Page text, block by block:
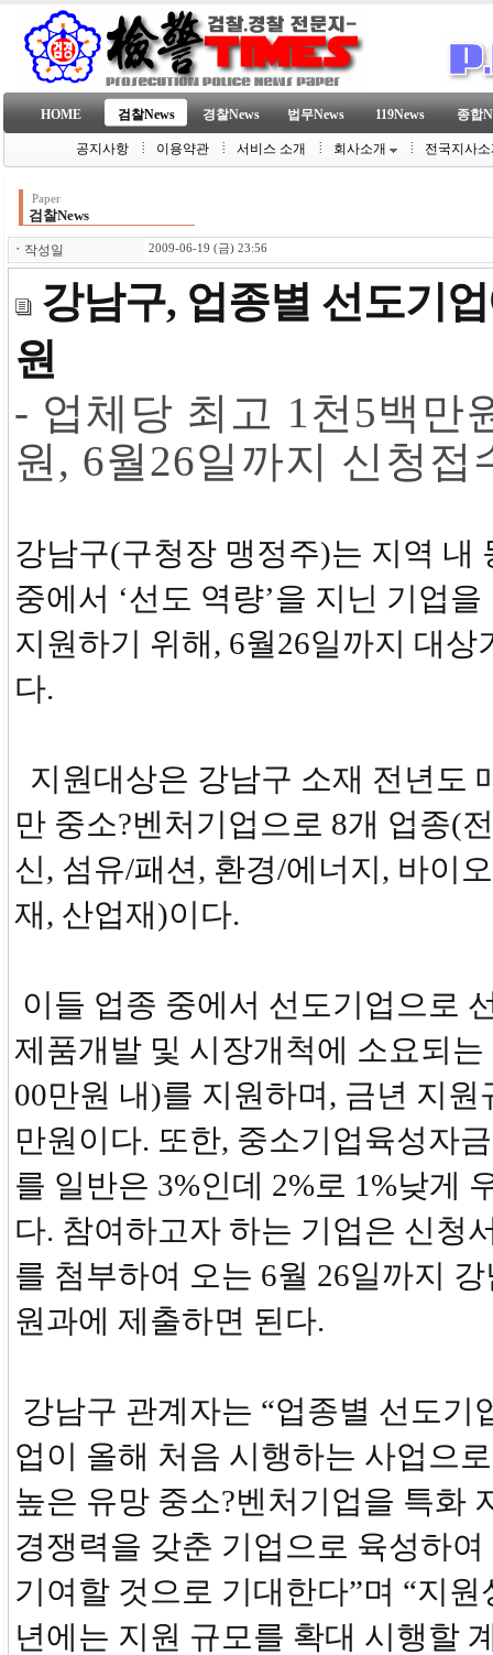
HOME 검찰News 경찰News 법무News 119News 종합
공지사항 이용약관 서비스 소개 회사소개 전국지사
Paper
검찰News
ㆍ 작성일 2009-06-19 (금) 23:56
강남구, 업종별 선도기
원
- 업체당 최고 1천5백만
원, 6월26일까지 신청접
강남구(구청장 맹정주)는 지역 내
중에서 ‘선도 역량’을 지닌 기업
지원하기 위해, 6월26일까지 대상
다.
지원대상은 강남구 소재 전년도
만 중소?벤처기업으로 8개 업종(
신, 섬유/패션, 환경/에너지, 바이
재, 산업재)이다.
이들 업종 중에서 선도기업으로
제품개발 및 시장개척에 소요되
00만원 내)를 지원하며, 금년 지원
만원이다. 또한, 중소기업육성자
를 일반은 3%인데 2%로 1%낮게
다. 참여하고자 하는 기업은 신청
를 첨부하여 오는 6월 26일까지
원과에 제출하면 된다.
강남구 관계자는 “업종별 선도기
업이 올해 처음 시행하는 사업으
높은 유망 중소?벤처기업을 특화
경쟁력을 갖춘 기업으로 육성하
기여할 것으로 기대한다”며 “지
년에는 지원 규모를 확대 시행할